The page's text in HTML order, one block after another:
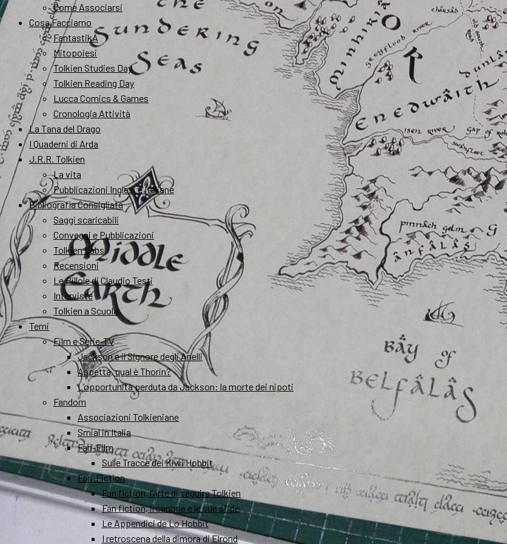
Come Associarsi
Cosa Facciamo
FantastikA
Mitopoiesi
Tolkien Studies Day
Tolkien Reading Day
Lucca Comics & Games
Cronologia Attività
La Tana del Drago
I Quaderni di Arda
J.R.R. Tolkien
La vita
Pubblicazioni Inglesi e Italiane
Bibliografia Consigliata
Saggi scaricabili
Convegni e Pubblicazioni
Tolkien Labs
Recensioni
Le Pillole di Claudio Testi
Interviste
Tolkien a Scuola
Temi
Film e Serie-TV
Jackson e il Signore degli Anelli
Aspetta, qual è Thorin?
L’opportunità perduta da Jackson: la morte dei nipoti
Fandom
Associazioni Tolkieniane
Smial in Italia
Fan-Film
Sulle Tracce dei Kiwi Hobbit
Fan-Fiction
Fan fiction, l’arte di seguire Tolkien
Fan fiction, il canone e le sue sfide
Le Appendici de Lo Hobbit
I retroscena della dimora di Elrond